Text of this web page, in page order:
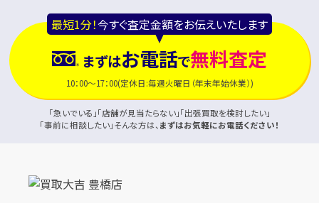
最短1分！今すぐ査定金額をお伝えいたします
まずはお電話で無料査定
10：00～17：00(定休日:毎週火曜日（年末年始休業）)
「急いでいる」「店舗が見当たらない」「出張買取を検討したい」
「事前に相談したい」そんな方は、 まずはお気軽にお電話ください！